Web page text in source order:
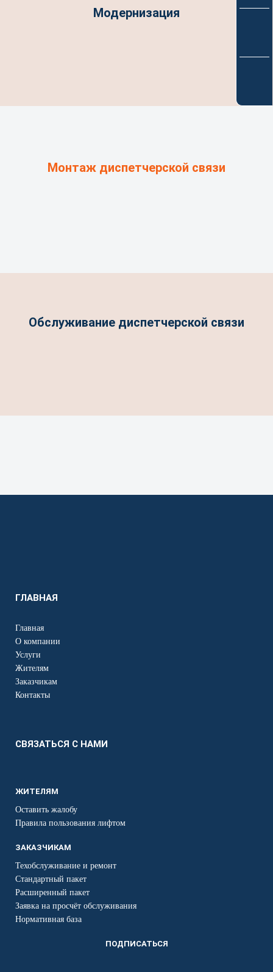
Модернизация
Монтаж диспетчерской связи
Обслуживание диспетчерской связи
ГЛАВНАЯ
Главная
О компании
Услуги
Жителям
Заказчикам
Контакты
СВЯЗАТЬСЯ С НАМИ
ЖИТЕЛЯМ
Оставить жалобу
Правила пользования лифтом
ЗАКАЗЧИКАМ
Техобслуживание и ремонт
Стандартный пакет
Расширенный пакет
Заявка на просчёт обслуживания
Нормативная база
ПОДПИСАТЬСЯ